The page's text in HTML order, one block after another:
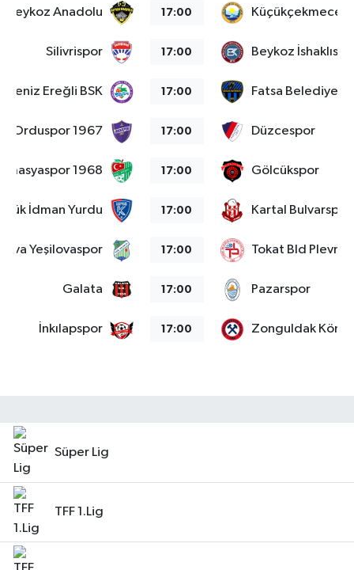
Beykoz Anadolu 17:00 Küçükçekmece
Silivrispor 17:00 Beykoz
Ereğli BSK 17:00 Fatsa
Orduspor 1967 17:00 Düzcespor
1968 17:00 Gölcükspor
İdman Yurdu 17:00 Kartal Bulvarspor
Yeşilovaspor 17:00 Tokat Bld
Galata 17:00 Pazarspor
İnkılapspor 17:00 Zonguldak
Süper Lig
TFF 1.Lig